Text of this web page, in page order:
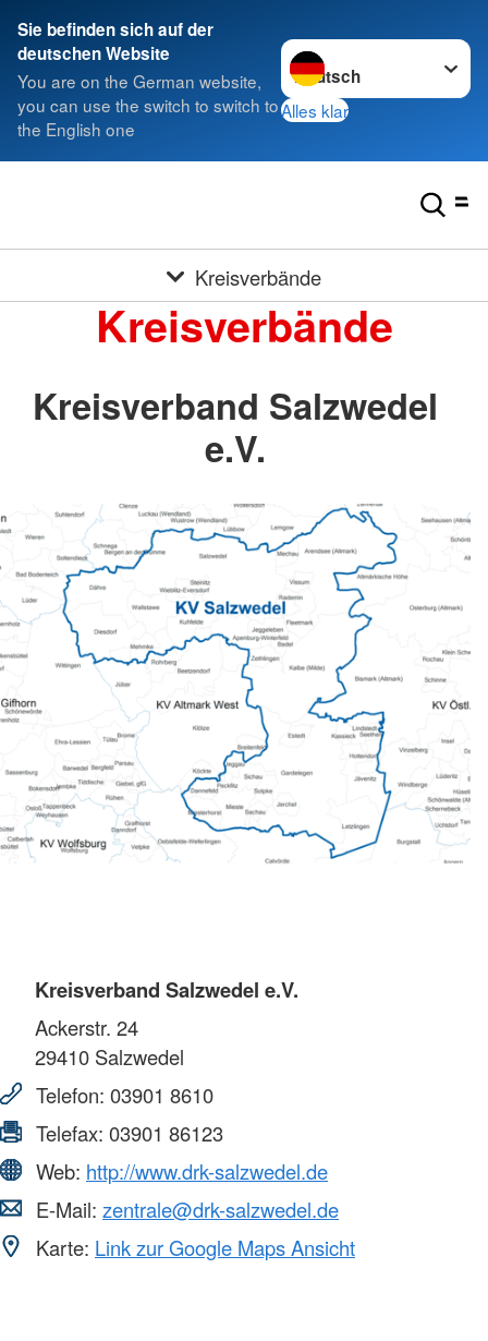
Sie befinden sich auf der
deutschen Website
You are on the German website,
you can use the switch to switch to
the English one
Sprache wechseln zu
Alles klar
Kreisverbände
Kreisverbände
Kreisverband Salzwedel
e.V.
Kreisverband Salzwedel e.V.
Ackerstr. 24
29410 Salzwedel
Telefon: 03901 8610
Telefax: 03901 86123
Web: http://www.drk-salzwedel.de
E-Mail: zentrale@drk-salzwedel.de
Karte: Link zur Google Maps Ansicht